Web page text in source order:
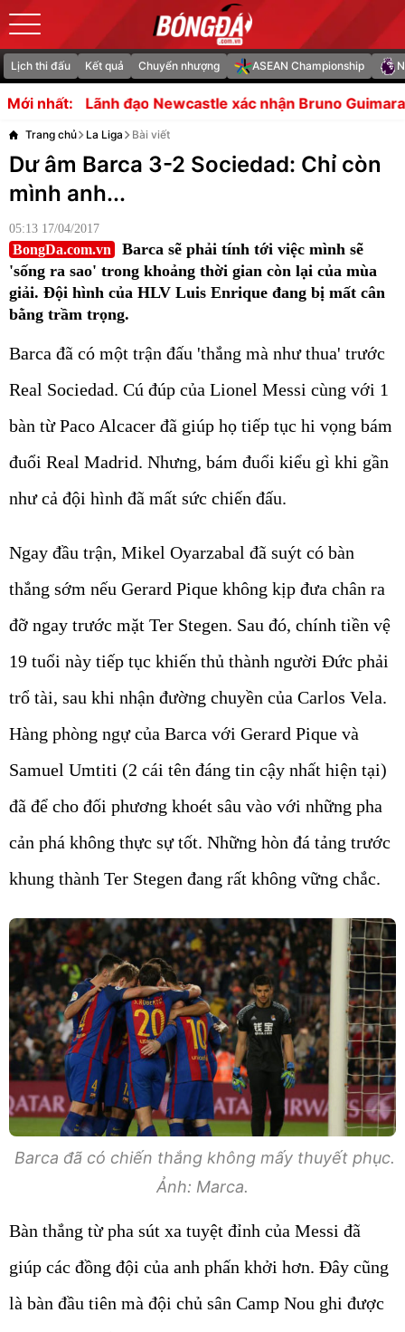
Lịch thi đấu Kết quả Chuyển nhượng ASEAN Championship
Mới nhất:
Newcastle xác nhận Bruno Guimaraes muốn sang
Trang chủ La Liga Bài viết
Dư âm Barca 3-2 Sociedad: Chỉ còn
mình anh...
05:13 17/04/2017
BongDa.com.vn
Barca sẽ phải tính tới việc mình sẽ
'sống ra sao' trong khoảng thời gian còn lại của mùa
giải. Đội hình của HLV Luis Enrique đang bị mất cân
bằng trầm trọng.
Barca đã có một trận đấu 'thắng mà như thua' trước
Real Sociedad. Cú đúp của Lionel Messi cùng với 1
bàn từ Paco Alcacer đã giúp họ tiếp tục hi vọng bám
đuổi Real Madrid. Nhưng, bám đuổi kiểu gì khi gần
như cả đội hình đã mất sức chiến đấu.
Ngay đầu trận, Mikel Oyarzabal đã suýt có bàn
thắng sớm nếu Gerard Pique không kịp đưa chân ra
đỡ ngay trước mặt Ter Stegen. Sau đó, chính tiền vệ
19 tuổi này tiếp tục khiến thủ thành người Đức phải
trổ tài, sau khi nhận đường chuyền của Carlos Vela.
Hàng phòng ngự của Barca với Gerard Pique và
Samuel Umtiti (2 cái tên đáng tin cậy nhất hiện tại)
đã để cho đối phương khoét sâu vào với những pha
cản phá không thực sự tốt. Những hòn đá tảng trước
khung thành Ter Stegen đang rất không vững chắc.
Barca đã có chiến thắng không mấy thuyết phục.
Ảnh: Marca.
Bàn thắng từ pha sút xa tuyệt đỉnh của Messi đã
giúp các đồng đội của anh phấn khởi hơn. Đây cũng
là bàn đầu tiên mà đội chủ sân Camp Nou ghi được